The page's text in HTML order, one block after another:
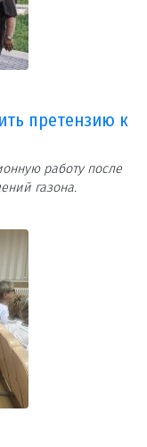
претензию к
работу после
газона.